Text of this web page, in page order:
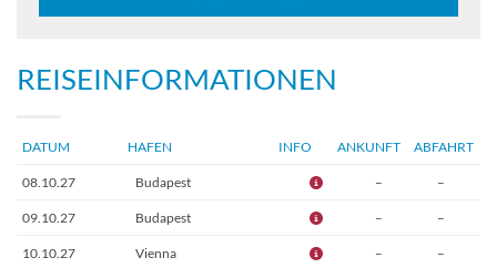
REISEINFORMATIONEN
DATUM HAFEN INFO ANKUNFT ABFAHRT
08.10.27 Budapest – –
09.10.27 Budapest – –
10.10.27 Vienna – –